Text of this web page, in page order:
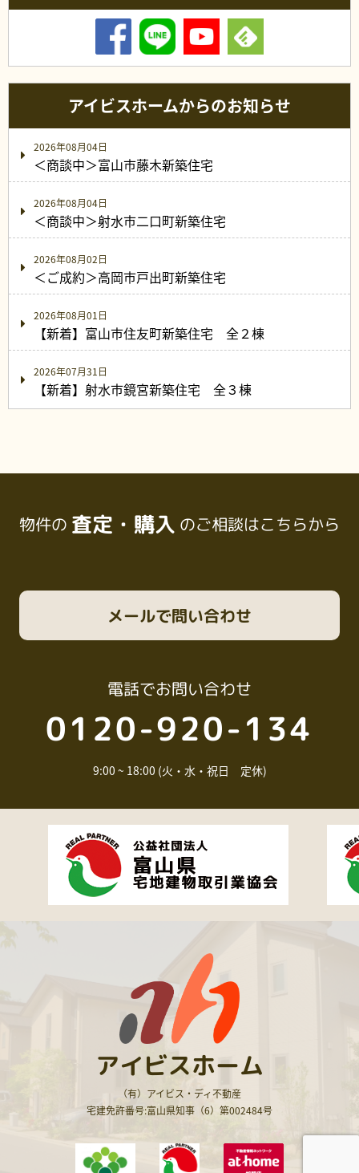
アイビスホームからのお知らせ
2026年08月04日
＜商談中＞富山市藤木新築住宅
2026年08月04日
＜商談中＞射水市二口町新築住宅
2026年08月02日
＜ご成約＞高岡市戸出町新築住宅
2026年08月01日
【新着】富山市住友町新築住宅 全２棟
2026年07月31日
【新着】射水市鏡宮新築住宅 全３棟
物件の 査定・購入 のご相談はこちらから
電話でお問い合わせ
0120-920-134
9:00 ~ 18:00 (火・水・祝日 定休)
メールで問い合わせ
アイビスホーム
（有）アイビス・ディ不動産
宅建免許番号:富山県知事（6）第002484号